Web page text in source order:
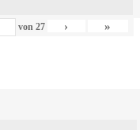
von 27 › »